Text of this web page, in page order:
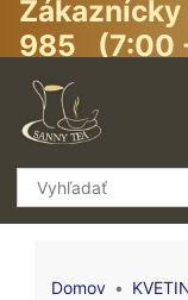
985 (7:00
Domov